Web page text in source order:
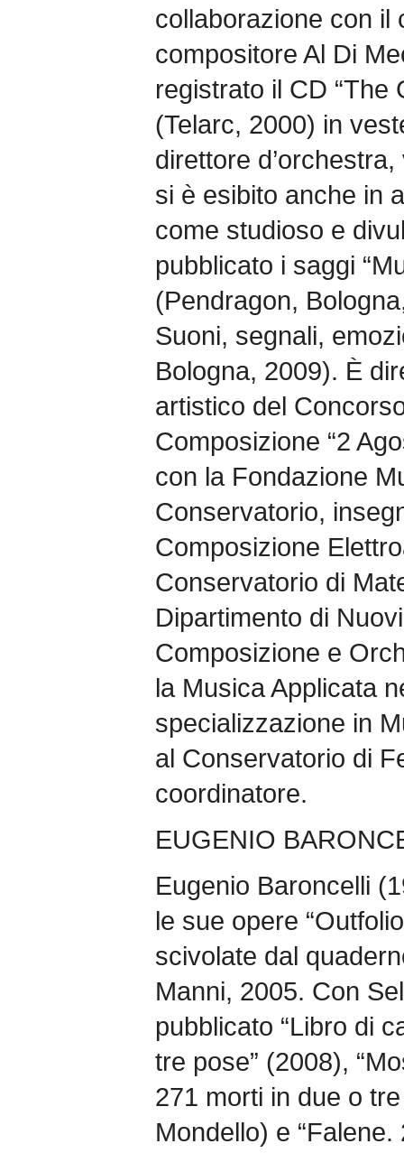
collaborazione con il
compositore Al Di
registrato il CD “The
(Telarc, 2000) in
direttore
si è esibito anche in
come studioso e
pubblicato i saggi
(Pendragon,
Suoni, segnali,
Bologna, 2009). È
artistico del
Composizione “2
con la Fondazione
Conservatorio,
Composizione
Conservatorio di
Dipartimento di
Composizione e
la Musica Applicata
specializzazione in
al Conservatorio di
coordinatore.
EUGENIO
Eugenio Baroncelli
le sue opere
scivolate dal
Manni, 2005. Con
pubblicato “Libro di
tre pose” (2008),
271 morti in due o
Mondello) e